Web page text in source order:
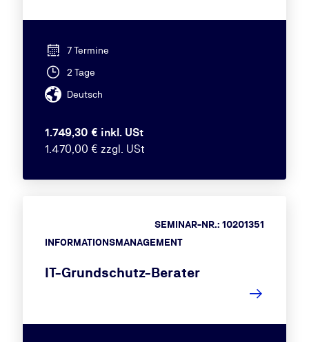
7 Termine
2 Tage
Deutsch
1.749,30 € inkl. USt
1.470,00 € zzgl. USt
INFORMATIONSMANAGEMENT
SEMINAR-NR.: 10201351
IT-Grundschutz-Berater